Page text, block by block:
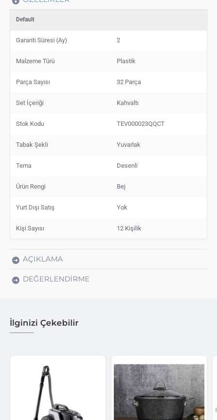
Default
Garanti Süresi (Ay) 2
Malzeme Türü Plastik
Parça Sayısı 32 Parça
Set İçeriği Kahvaltı
Stok Kodu TEV000023QQCT
Tabak Şekli Yuvarlak
Tema Desenli
Ürün Rengi Bej
Yurt Dışı Satış Yok
Kişi Sayısı 12 Kişilik
AÇIKLAMA
DEĞERLENDIRME
İlginizi Çekebilir